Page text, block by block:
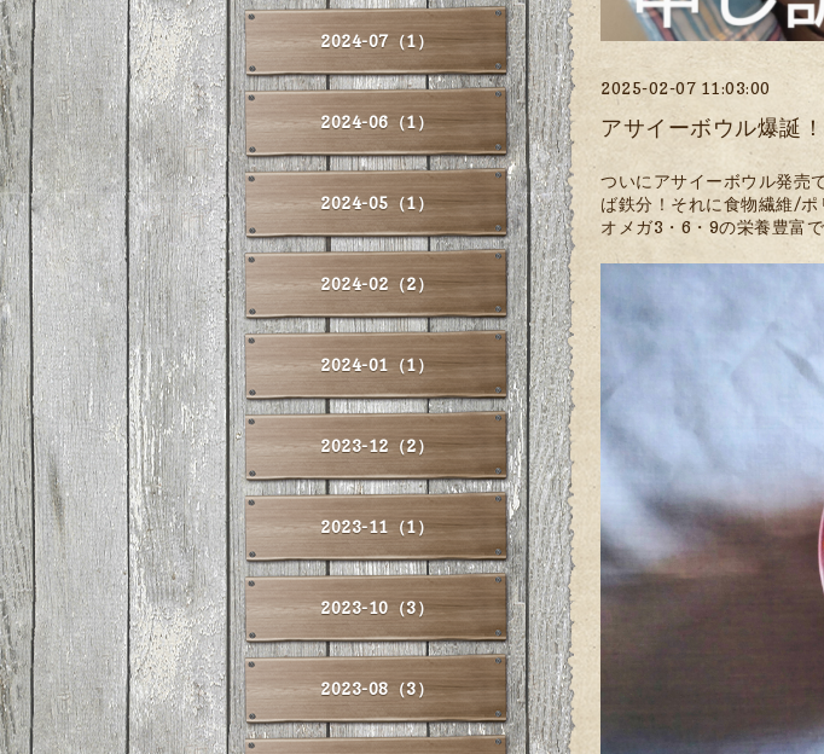
2025-02-07 11:03:00
アサイーボウル爆誕！
ついにアサイーボウル発売
ば鉄分！それに食物繊維/
オメガ3・6・9の栄養豊富
2024-07（1）
2024-06（1）
2024-05（1）
2024-02（2）
2024-01（1）
2023-12（2）
2023-11（1）
2023-10（3）
2023-08（3）